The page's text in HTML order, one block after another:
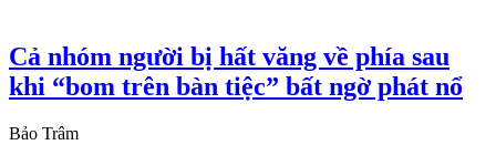
Cả nhóm người bị hất văng về phía sau
khi “bom trên bàn tiệc” bất ngờ phát nổ
Bảo Trâm